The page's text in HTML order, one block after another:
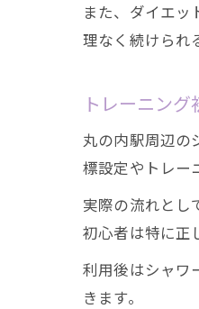
また、ダイエ
理なく続けられ
トレーニン
丸の内駅周辺の
標設定やトレー
実際の流れとし
初心者は特に正
利用後はシャワ
きます。